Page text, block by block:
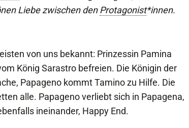
Liebe zwischen denProtagonist*innen.
von uns bekannt: Prinzessin Pamina
König Sarastro befreien. Die Königin der
Papageno kommt Tamino zu Hilfe. Die
alle. Papageno verliebt sich in Papagena,
ineinander, Happy End.